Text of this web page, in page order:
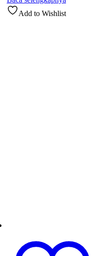
Add to Wishlist